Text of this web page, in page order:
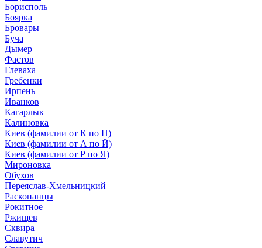
Борисполь
Боярка
Бровары
Буча
Дымер
Фастов
Глеваха
Гребенки
Ирпень
Иванков
Кагарлык
Калиновка
Киев (фамилии от К по П)
Киев (фамилии от А по Й)
Киев (фамилии от Р по Я)
Мироновка
Обухов
Переяслав-Хмельницкий
Раскопанцы
Рокитное
Ржищев
Сквира
Славутич